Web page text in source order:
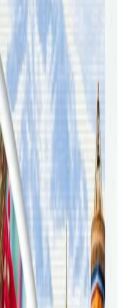
पटक वृद्धि
सम्बन्धविच्छेद
डिजाइन
भ्रष्टाचार गरेको
राजीनामा